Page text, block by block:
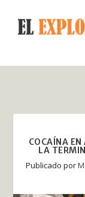
COCAÍNA
LA
Publicado por